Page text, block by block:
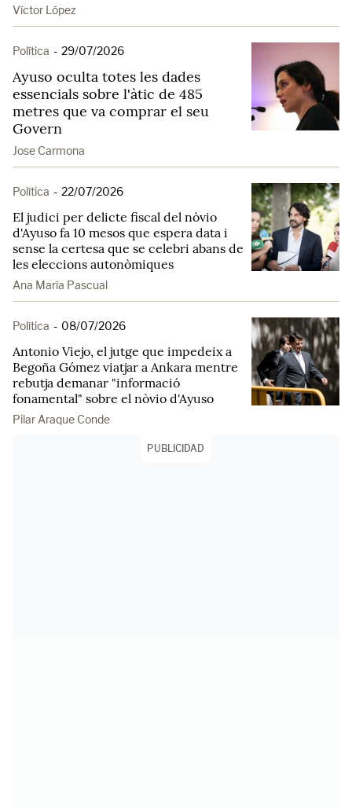
Víctor López
Política - 29/07/2026
Ayuso oculta totes les dades
essencials sobre l'àtic de 485
metres que va comprar el seu
Govern
Jose Carmona
Política - 22/07/2026
El judici per delicte fiscal del nòvio
d'Ayuso fa 10 mesos que espera data i
sense la certesa que se celebri abans de
les eleccions autonòmiques
Ana María Pascual
Política - 08/07/2026
Antonio Viejo, el jutge que impedeix a
Begoña Gómez viatjar a Ankara mentre
rebutja demanar "informació
fonamental" sobre el nòvio d'Ayuso
Pilar Araque Conde
PUBLICIDAD